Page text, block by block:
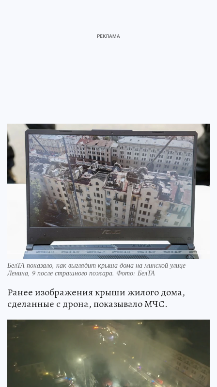
БелТА показало, как выглядит крыша дома на минской улице
Ленина, 9 после страшного пожара. Фото: БелТА
Ранее изображения крыши жилого дома,
сделанные с дрона, показывало МЧС.